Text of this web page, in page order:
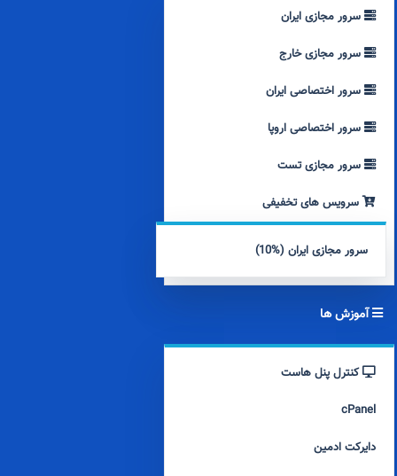
سرور مجازی ایران
سرور مجازی خارج
سرور اختصاصی ایران
سرور اختصاصی اروپا
سرور مجازی تست
سرویس های تخفیفی
سرور مجازی ایران (%10)
آموزش ها
کنترل پنل هاست
cPanel
دایرکت ادمین